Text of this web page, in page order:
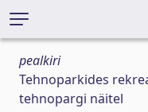
pealkiri
Tehnoparkides
tehnopargi näitel